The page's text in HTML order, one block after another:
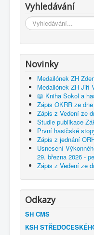
Vyhledávání
Vyhledávání...
Novinky
Medailónek ZH
Medailónek ZH Jiří
📖 Kniha Sokol a
Zápis OKRR ze
Zápis z Vedení ze
Studie publikace
První hasičské
Zápis z jednání
Usnesení
29. března 2026 -
Zápis z Vedení ze
Odkazy
SH ČMS
KSH